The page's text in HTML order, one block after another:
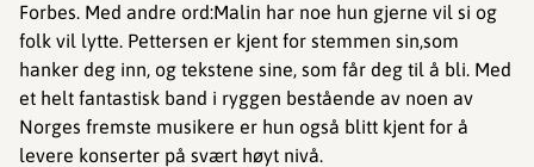
Forbes. Med andre ord:Malin har noe hun gjerne vil si og
folk vil lytte. Pettersen er kjent for stemmen sin,som
hanker deg inn, og tekstene sine, som får deg til å bli. Med
et helt fantastisk band i ryggen bestående av noen av
Norges fremste musikere er hun også blitt kjent for å
levere konserter på svært høyt nivå.